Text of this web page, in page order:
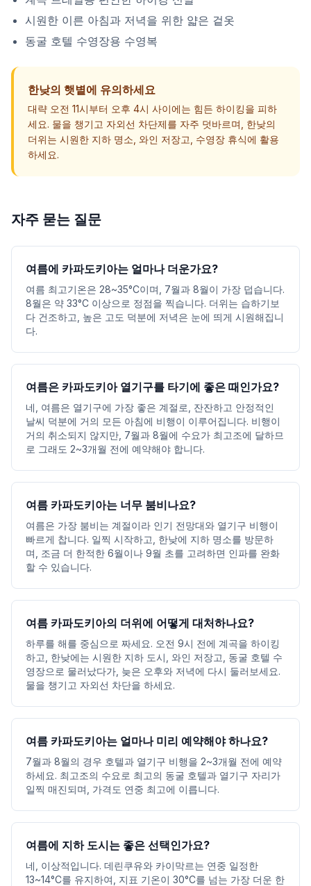
시원한 이른 아침과 저녁을 위한 얇은 겉옷
동굴 호텔 수영장용 수영복
한낮의 햇볕에 유의하세요
대략 오전 11시부터 오후 4시 사이에는 힘든 하이킹을 피하
세요. 물을 챙기고 자외선 차단제를 자주 덧바르며, 한낮의
더위는 시원한 지하 명소, 와인 저장고, 수영장 휴식에 활용
하세요.
자주 묻는 질문
여름에 카파도키아는 얼마나 더운가요?
여름 최고기온은 28~35°C이며, 7월과 8월이 가장 덥습니다.
8월은 약 33°C 이상으로 정점을 찍습니다. 더위는 습하기보
다 건조하고, 높은 고도 덕분에 저녁은 눈에 띄게 시원해집니
다.
여름은 카파도키아 열기구를 타기에 좋은 때인가요?
네, 여름은 열기구에 가장 좋은 계절로, 잔잔하고 안정적인
날씨 덕분에 거의 모든 아침에 비행이 이루어집니다. 비행이
거의 취소되지 않지만, 7월과 8월에 수요가 최고조에 달하므
로 그래도 2~3개월 전에 예약해야 합니다.
여름 카파도키아는 너무 붐비나요?
여름은 가장 붐비는 계절이라 인기 전망대와 열기구 비행이
빠르게 찹니다. 일찍 시작하고, 한낮에 지하 명소를 방문하
며, 조금 더 한적한 6월이나 9월 초를 고려하면 인파를 완화
할 수 있습니다.
여름 카파도키아의 더위에 어떻게 대처하나요?
하루를 해를 중심으로 짜세요. 오전 9시 전에 계곡을 하이킹
하고, 한낮에는 시원한 지하 도시, 와인 저장고, 동굴 호텔 수
영장으로 물러났다가, 늦은 오후와 저녁에 다시 둘러보세요.
물을 챙기고 자외선 차단을 하세요.
여름 카파도키아는 얼마나 미리 예약해야 하나요?
7월과 8월의 경우 호텔과 열기구 비행을 2~3개월 전에 예약
하세요. 최고조의 수요로 최고의 동굴 호텔과 열기구 자리가
일찍 매진되며, 가격도 연중 최고에 이릅니다.
여름에 지하 도시는 좋은 선택인가요?
네, 이상적입니다. 데린쿠유와 카이막르는 연중 일정한
13~14°C를 유지하여, 지표 기온이 30°C를 넘는 가장 더운 한